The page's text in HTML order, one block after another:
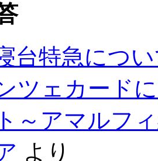
台特急につ
ツェカード
～アマルフ
より